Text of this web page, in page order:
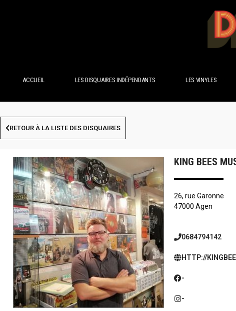
ACCUEIL LES DISQUAIRES INDÉPENDANTS LES VINYLES
RETOUR À LA LISTE DES DISQUAIRES
KING BEES
26, rue Garonne
47000 Agen
0684794142
HTTP://
-
-